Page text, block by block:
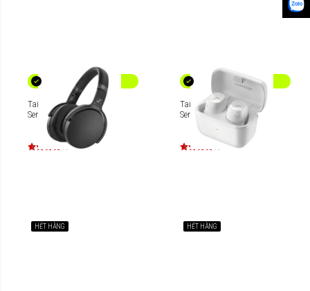
Tai nghe Bluetooth
Sennheiser HD 450BT
Tai nghe True Wireless
Sennheiser CX Plus
HẾT HÀNG HẾT HÀNG